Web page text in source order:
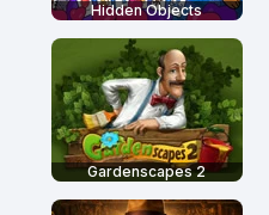
Hidden Objects
Gardenscapes 2